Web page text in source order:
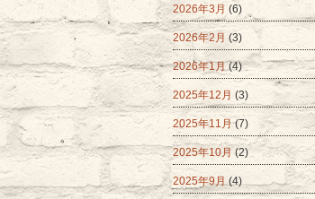
2026年3月 (6)
2026年2月 (3)
2026年1月(4)
2025年12月 (3)
2025年11月(7)
2025年10月 (2)
2025年9月(4)